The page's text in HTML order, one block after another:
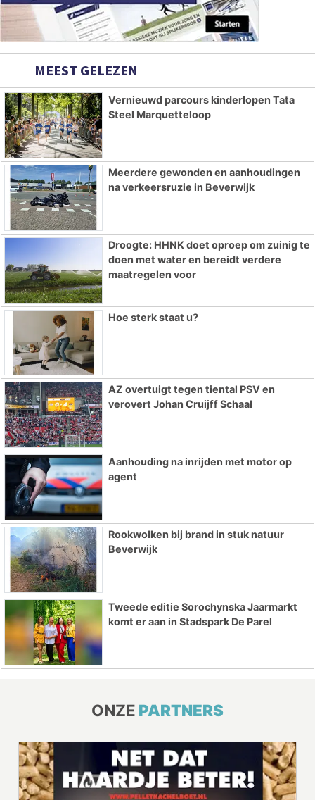
MEEST GELEZEN
Vernieuwd parcours kinderlopen Tata
Steel Marquetteloop
Meerdere gewonden en aanhoudingen
na verkeersruzie in Beverwijk
Droogte: HHNK doet oproep om zuinig te
doen met water en bereidt verdere
maatregelen voor
Hoe sterk staat u?
AZ overtuigt tegen tiental PSV en
verovert Johan Cruijff Schaal
Aanhouding na inrijden met motor op
agent
Rookwolken bij brand in stuk natuur
Beverwijk
Tweede editie Sorochynska Jaarmarkt
komt er aan in Stadspark De Parel
ONZE PARTNERS